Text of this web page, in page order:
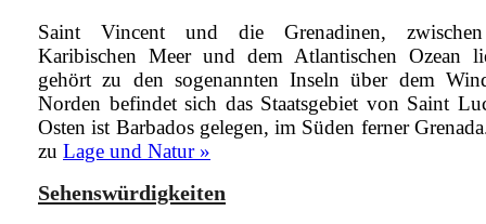
Saint Vincent und die Grenadinen,
Karibischen Meer und dem Atlantischen Ozean
gehört zu den sogenannten Inseln über dem
Norden befindet sich das Staatsgebiet von Saint
Osten ist Barbados gelegen, im Süden ferner
zu Lage und Natur »
Sehenswürdigkeiten